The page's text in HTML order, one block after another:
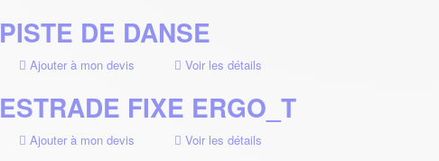
PISTE DE DANSE
Ajouter à mon devis Voir les détails
ESTRADE FIXE ERGO_T
Ajouter à mon devis Voir les détails